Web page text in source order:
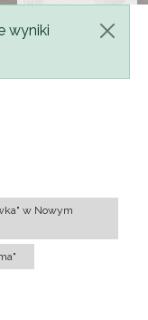
wyniki
w Nowym